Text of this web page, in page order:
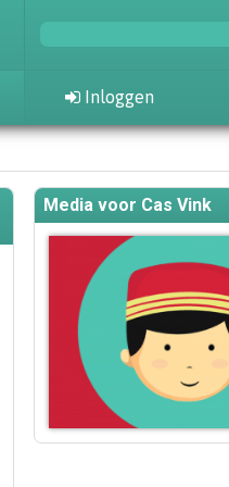
Inloggen
Media voor Cas Vink